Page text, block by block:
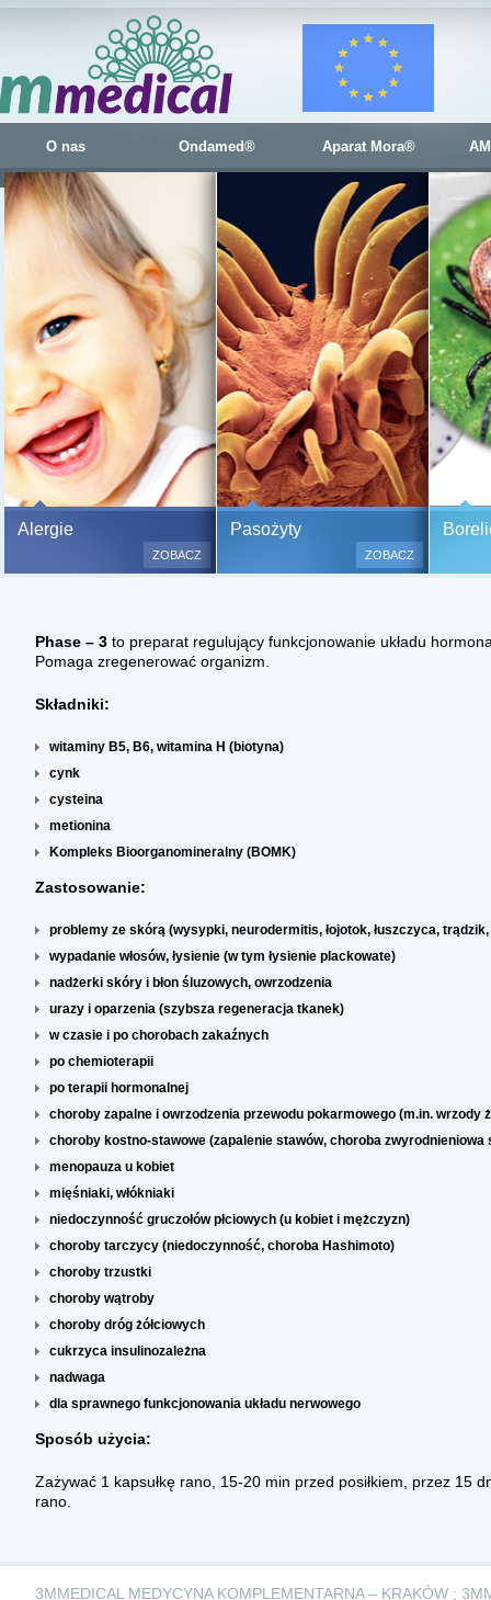
O nas Ondamed® Aparat Mora®
Alergie
Bezbolesne testy alergiczne
500 alergenów oraz zabiegi
odczulające.
bardzo ważne w przypadku
ZOBACZ
Pasożyty
ZOBACZ
Phase – 3 to preparat regulujący funkcjonowanie układu
Pomaga zregenerować organizm.
Składniki:
witaminy B5, B6, witamina H (biotyna)
cynk
cysteina
metionina
Kompleks Bioorganomineralny (BOMK)
Zastosowanie:
problemy ze skórą (wysypki, neurodermitis, łojotok, łuszczyca,
wypadanie włosów, łysienie (w tym łysienie plackowate)
nadżerki skóry i błon śluzowych, owrzodzenia
urazy i oparzenia (szybsza regeneracja tkanek)
w czasie i po chorobach zakaźnych
po chemioterapii
po terapii hormonalnej
choroby zapalne i owrzodzenia przewodu pokarmowego (m.in. wrzody
choroby kostno-stawowe (zapalenie stawów, choroba zwyrodnieniowa
menopauza u kobiet
mięśniaki, włókniaki
niedoczynność gruczołów płciowych (u kobiet i mężczyzn)
choroby tarczycy (niedoczynność, choroba Hashimoto)
choroby trzustki
choroby wątroby
choroby dróg żółciowych
cukrzyca insulinozależna
nadwaga
dla sprawnego funkcjonowania układu nerwowego
Sposób użycia:
Zażywać 1 kapsułkę rano, 15-20 min przed posiłkiem, przez 15
rano.
3MMEDICAL MEDYCYNA KOMPLEMENTARNA – KRAKÓW ;